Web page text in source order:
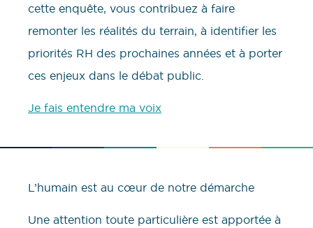
cette enquête, vous contribuez à faire
remonter les réalités du terrain, à identifier les
priorités RH des prochaines années et à porter
ces enjeux dans le débat public.
Je fais entendre ma voix
L’humain est au cœur de notre démarche
Une attention toute particulière est apportée à